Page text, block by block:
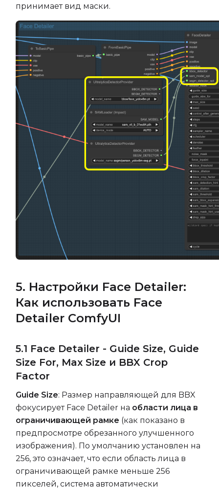
принимает вид маски.
5. Настройки Face Detailer:
Как использовать Face
Detailer ComfyUI
5.1 Face Detailer - Guide Size, Guide
Size For, Max Size и BBX Crop
Factor
Guide Size: Размер направляющей для BBX
фокусирует Face Detailer на области лица в
ограничивающей рамке (как показано в
предпросмотре обрезанного улучшенного
изображения). По умолчанию установлен на
256, это означает, что если область лица в
ограничивающей рамке меньше 256
пикселей, система автоматически